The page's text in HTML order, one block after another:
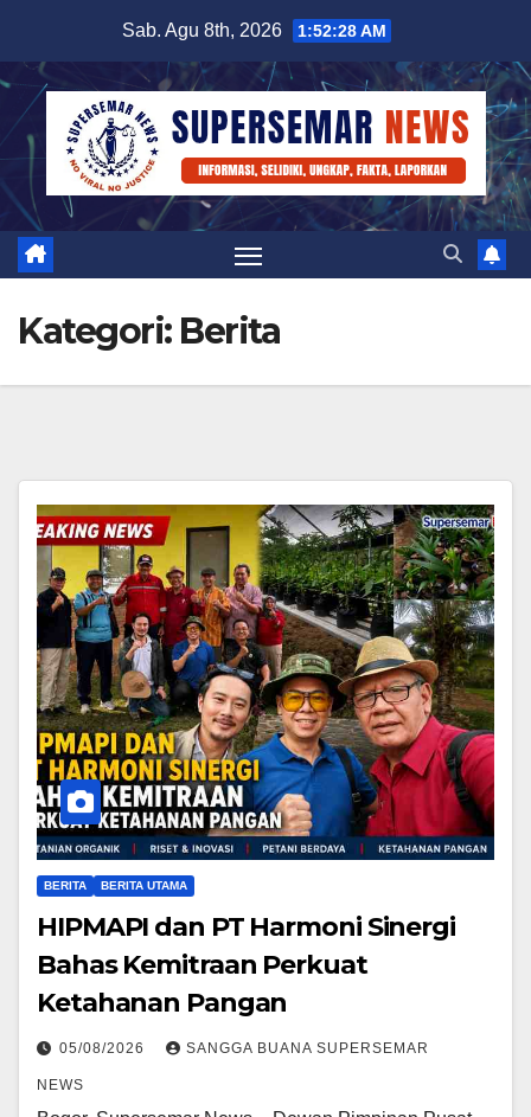
content
Sab. Agu 8th, 2026 1:52:30 AM
Kategori: Berita
BERITA BERITA UTAMA
HIPMAPI dan PT Harmoni Sinergi
Bahas Kemitraan Perkuat
Ketahanan Pangan
05/08/2026 SANGGA BUANA SUPERSEMAR
NEWS